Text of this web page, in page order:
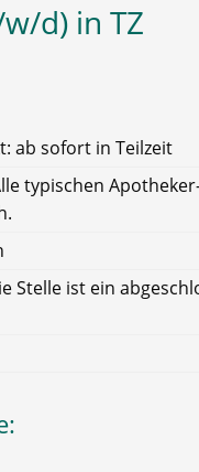
d) in TZ
ab sofort in Teilzeit
typischen
Stelle ist ein